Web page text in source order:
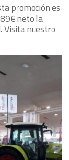
promoción es
neto la
Visita nuestro